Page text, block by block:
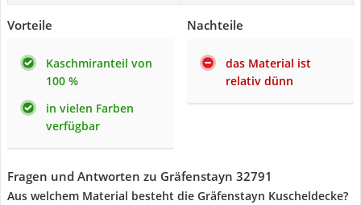
Vorteile
Kaschmiranteil von
100 %
in vielen Farben
verfügbar
Nachteile
das Material ist
relativ dünn
Fragen und Antworten zu Gräfenstayn 32791
Aus welchem Material besteht die Gräfenstayn Kuscheldecke?